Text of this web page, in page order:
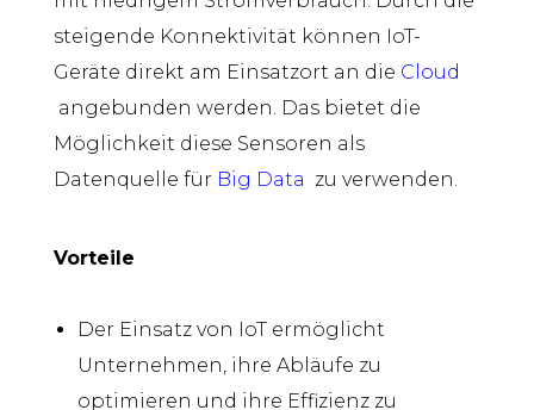
steigende Konnektivität können IoT-
Geräte direkt am Einsatzort an die Cloud
angebunden werden. Das bietet die
Möglichkeit diese Sensoren als
Datenquelle für Big Data zu verwenden.
Vorteile
Der Einsatz von IoT ermöglicht
Unternehmen,ihre Abläufe zu
optimieren und ihre Effizienz zu